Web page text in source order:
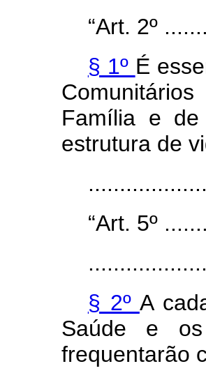
“Art. 2º
§ 1º É
Família e de
estrutura de
“Art. 5º
§ 2º A
Saúde e
frequentarão